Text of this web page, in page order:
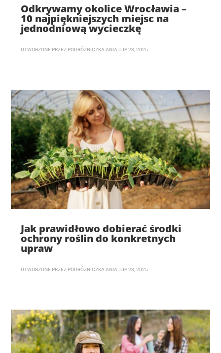
Odkrywamy okolice Wrocławia –
10 najpiękniejszych miejsc na
jednodniową wycieczkę
UTWORZONE PRZEZ PODRÓŻNICZKA ANIA LIP 23, 2025
Jak prawidłowo dobierać środki
ochrony roślin do konkretnych
upraw
UTWORZONE PRZEZ PODRÓŻNICZKA ANIA | LIP 23, 2025